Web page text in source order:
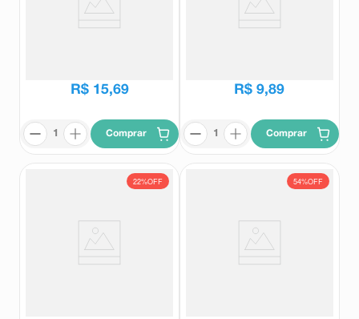
Naldecon Pack Dia e Noite 6
R$ 15,69
Comprar
Tylemax Baby Suspensão Oral
R$ 9,89
Comprar
22%OFF 54%OFF